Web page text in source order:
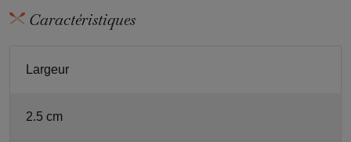
Caractéristiques
Largeur
2.5 cm